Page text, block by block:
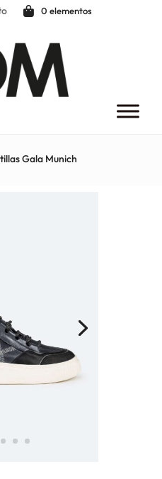
0 elementos
Gala Munich